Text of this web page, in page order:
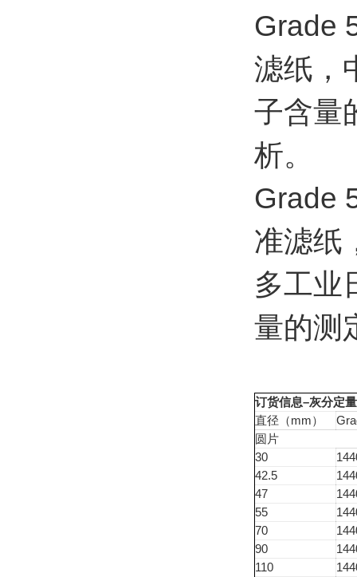
Grade
滤纸，
子含量
析。
Grade
准滤纸
多工业
量的测
订货信息–灰分定
直径（mm）
圆片
30
42.5
47
55
70
90
110